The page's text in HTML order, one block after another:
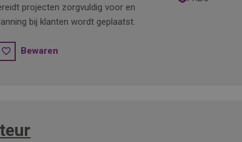
projecten zorgvuldig voor en
bij klanten wordt geplaatst.
Bewaren